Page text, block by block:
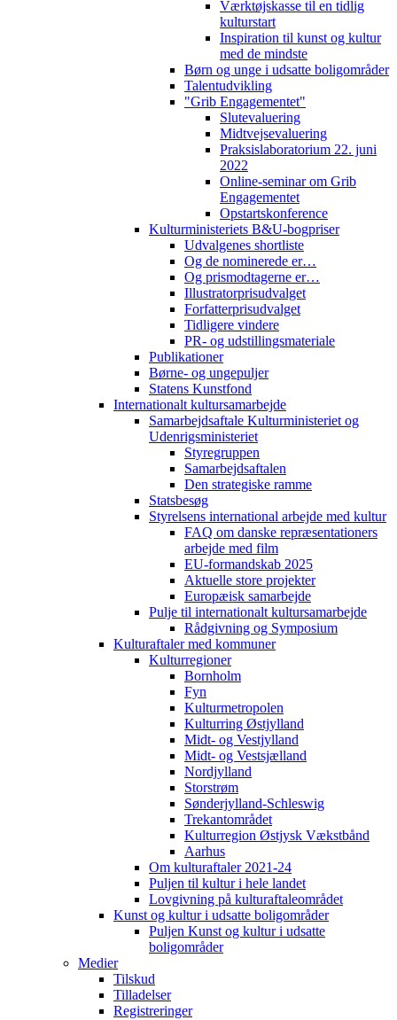
Værktøjskasse til en tidlig
kulturstart
Inspiration til kunst og kultur
med de mindste
Børn og unge i udsatte boligområder
Talentudvikling
"Grib Engagementet"
Slutevaluering
Midtvejsevaluering
Praksislaboratorium 22. juni
2022
Online-seminar om Grib
Engagementet
Opstartskonference
Kulturministeriets B&U-bogpriser
Udvalgenes shortliste
Og de nominerede er…
Og prismodtagerne er…
Illustratorprisudvalget
Forfatterprisudvalget
Tidligere vindere
PR- og udstillingsmateriale
Publikationer
Børne- og ungepuljer
Statens Kunstfond
Internationalt kultursamarbejde
Samarbejdsaftale Kulturministeriet og
Udenrigsministeriet
Styregruppen
Samarbejdsaftalen
Den strategiske ramme
Statsbesøg
Styrelsens international arbejde med kultur
FAQ om danske repræsentationers
arbejde med film
EU-formandskab 2025
Aktuelle store projekter
Europæisk samarbejde
Pulje til internationalt kultursamarbejde
Rådgivning og Symposium
Kulturaftaler med kommuner
Kulturregioner
Bornholm
Fyn
Kulturmetropolen
Kulturring Østjylland
Midt- og Vestjylland
Midt- og Vestsjælland
Nordjylland
Storstrøm
Sønderjylland-Schleswig
Trekantområdet
Kulturregion Østjysk Vækstbånd
Aarhus
Om kulturaftaler 2021-24
Puljen til kultur i hele landet
Lovgivning på kulturaftaleområdet
Kunst og kultur i udsatte boligområder
Puljen Kunst og kultur i udsatte
boligområder
Medier
Tilskud
Tilladelser
Registreringer